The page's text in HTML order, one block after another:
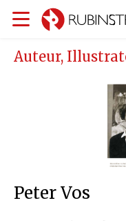
Auteur,
Peter Vos